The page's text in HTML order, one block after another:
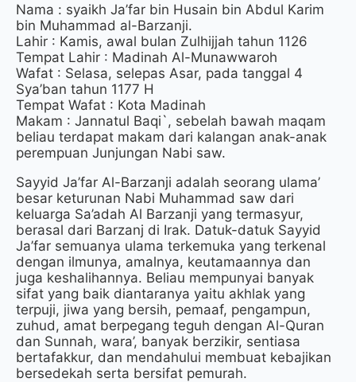
Nama : syaikh Ja’far bin Husain bin Abdul Karim
bin Muhammad al-Barzanji.
Lahir : Kamis, awal bulan Zulhijjah tahun 1126
Tempat Lahir : Madinah Al-Munawwaroh
Wafat : Selasa, selepas Asar, pada tanggal 4
Sya’ban tahun 1177 H
Tempat Wafat : Kota Madinah
Makam : Jannatul Baqi`, sebelah bawah maqam
beliau terdapat makam dari kalangan anak-anak
perempuan Junjungan Nabi saw.
Sayyid Ja’far Al-Barzanji adalah seorang ulama’
besar keturunan Nabi Muhammad saw dari
keluarga Sa’adah Al Barzanji yang termasyur,
berasal dari Barzanj di Irak. Datuk-datuk Sayyid
Ja’far semuanya ulama terkemuka yang terkenal
dengan ilmunya, amalnya, keutamaannya dan
juga keshalihannya. Beliau mempunyai banyak
sifat yang baik diantaranya yaitu akhlak yang
terpuji, jiwa yang bersih, pemaaf, pengampun,
zuhud, amat berpegang teguh dengan Al-Quran
dan Sunnah, wara’, banyak berzikir, sentiasa
bertafakkur, dan mendahului membuat kebajikan
bersedekah serta bersifat pemurah.